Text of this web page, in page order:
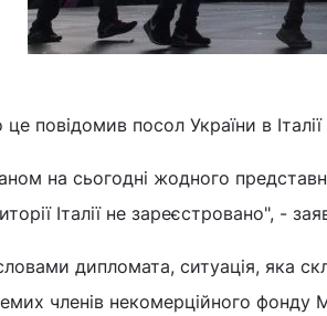
повідомив посол України в
на сьогодні жодного
Італії не зареєстровано", -
дипломата, ситуація, яка
членів некомерційного фонду